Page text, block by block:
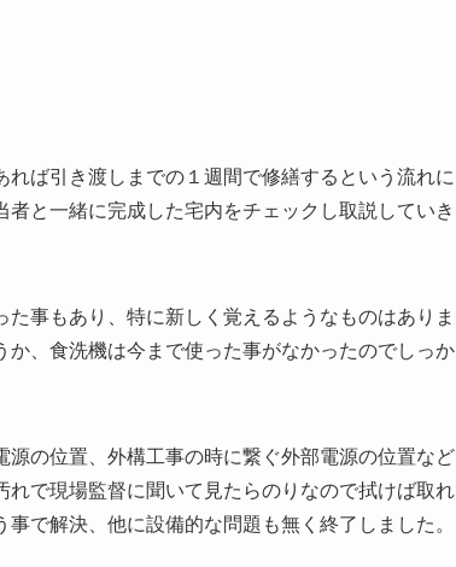
ば引き渡しまでの１週間で修繕するという流れに
と一緒に完成した宅内をチェックし取説していき
事もあり、特に新しく覚えるようなものはありま
、食洗機は今まで使った事がなかったのでしっか
の位置、外構工事の時に繋ぐ外部電源の位置など
で現場監督に聞いて見たらのりなので拭けば取れ
で解決、他に設備的な問題も無く終了しました。